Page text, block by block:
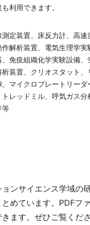
利用できます。
測定装置、床反力計、高速
作解析装置、電気生理学実
、免疫組織化学実験設備、
析装置、クリオスタット、
、マイクロプレートリーダ
トレッドミル、呼気ガス分
等
ンサイエンス学域の
めています。PDFフ
ます。ぜひご覧くださ